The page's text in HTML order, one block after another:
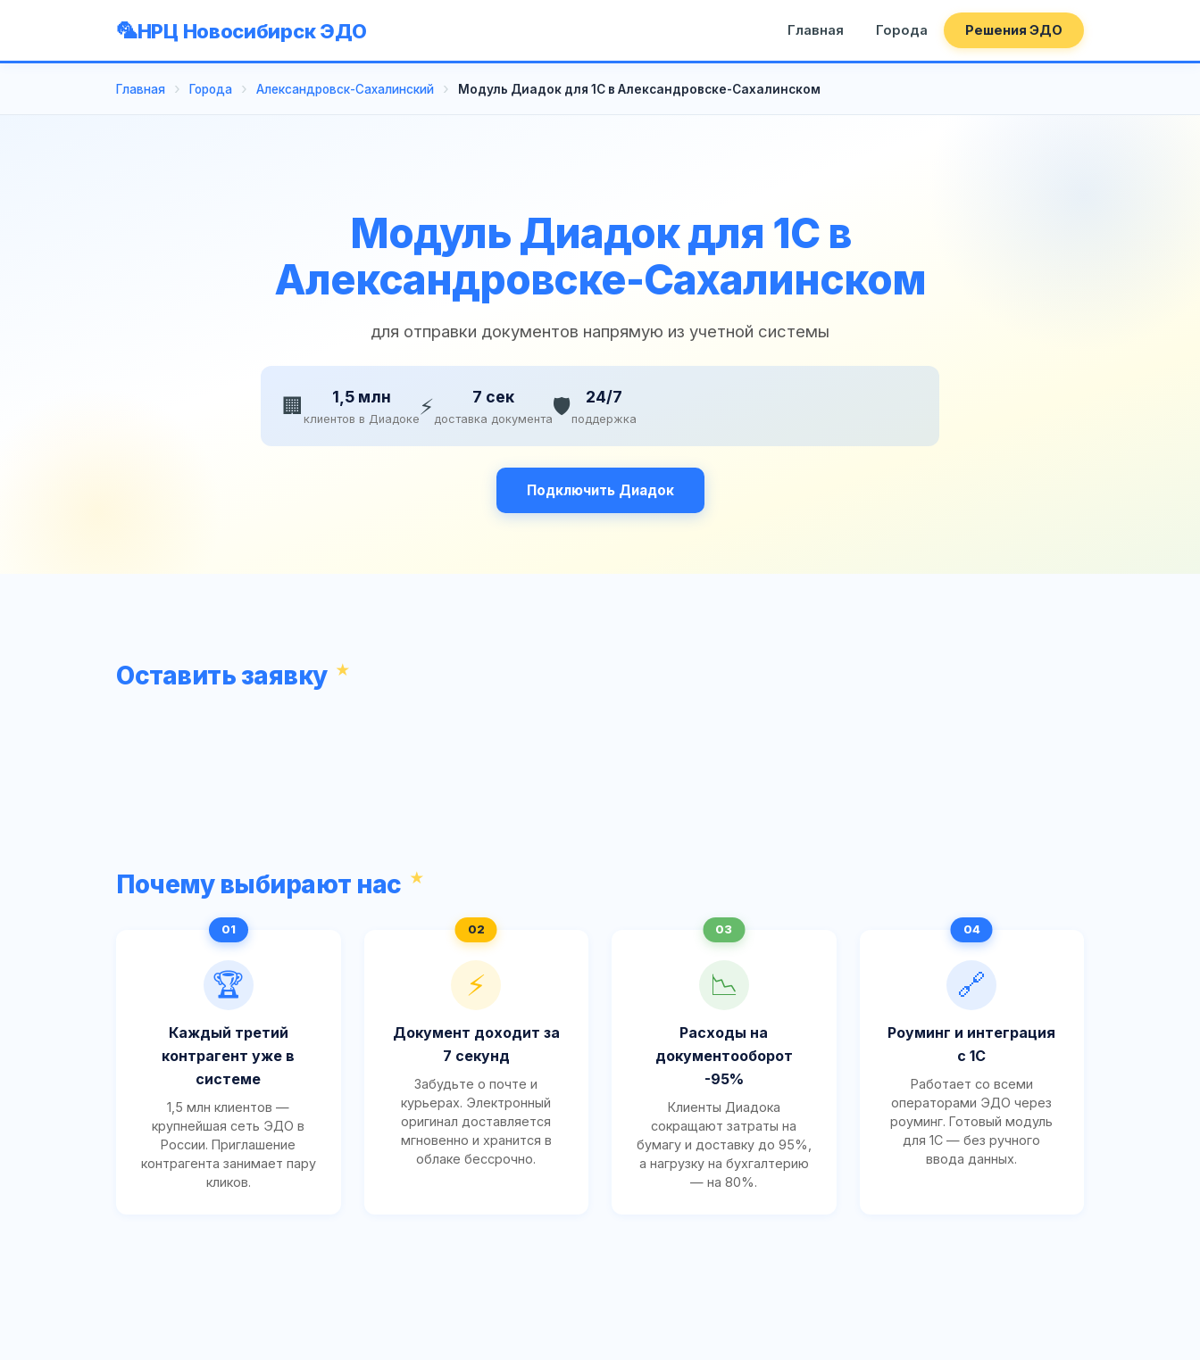
НРЦ Новосибирск ЭДО Главная Города Решения ЭДО
Главная Города Александровск-Сахалинский Модуль Диадок для 1С в Александровске-Сахалинском
Модуль Диадок для 1С в
Александровске-Сахалинском
для отправки документов напрямую из учетной системы
🏢 1,5 млн
клиентов в Диадоке ⚡ 7 сек
доставка документа🛡️ 24/7
поддержка
Подключить Диадок
Оставить заявку
Почему выбирают нас
🏆
Каждый третий
контрагент уже в
системе
1,5 млн клиентов —
крупнейшая сеть ЭДО в
России. Приглашение
контрагента занимает пару
кликов.
⚡
Документ доходит за
7 секунд
Забудьте о почте и
курьерах. Электронный
оригинал доставляется
мгновенно и хранится в
облаке бессрочно.
📉
Расходы на
документооборот
-95%
Клиенты Диадока
сокращают затраты на
бумагу и доставку до 95%,
а нагрузку на бухгалтерию
— на 80%.
🔗
Роуминг и интеграция
с 1С
Работает со всеми
операторами ЭДО через
роуминг. Готовый модуль
для 1С — без ручного
ввода данных.